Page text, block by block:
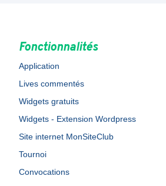
Fonctionnalités
Application
Lives commentés
Widgets gratuits
Widgets - Extension Wordpress
Site internet MonSiteClub
Tournoi
Convocations